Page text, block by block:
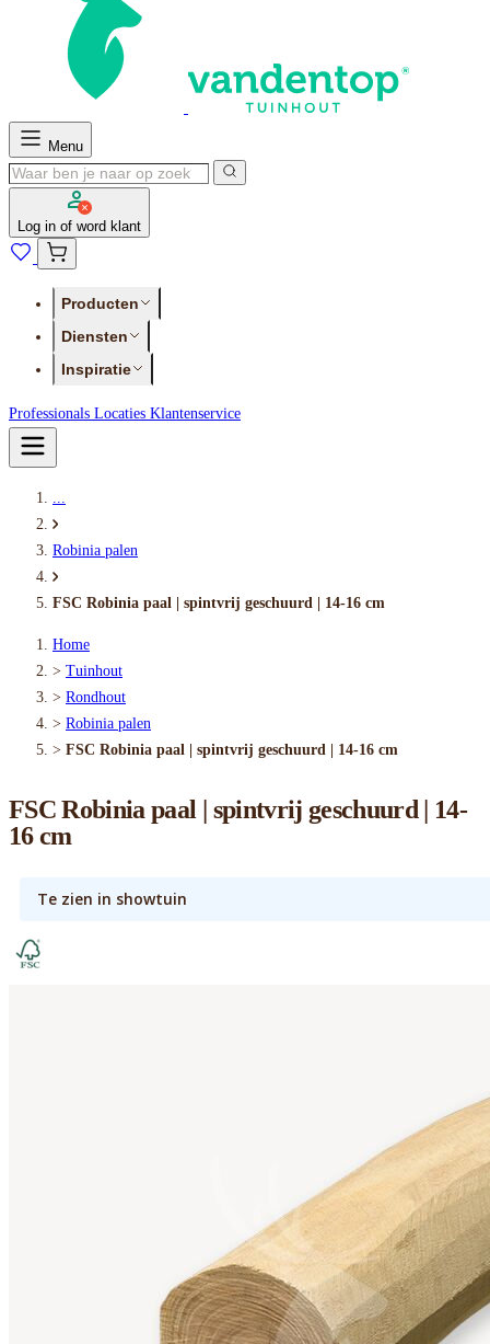
Menu
Log in of word klant
Producten
Diensten
Inspiratie
Professionals Locaties Klantenservice
...
Robinia palen
FSC Robinia paal | spintvrij geschuurd | 14-16 cm
Home
> Tuinhout
> Rondhout
> Robinia palen
> FSC Robinia paal | spintvrij geschuurd | 14-16 cm
FSC Robinia paal | spintvrij geschuurd | 14-
16 cm
Te zien in showtuin